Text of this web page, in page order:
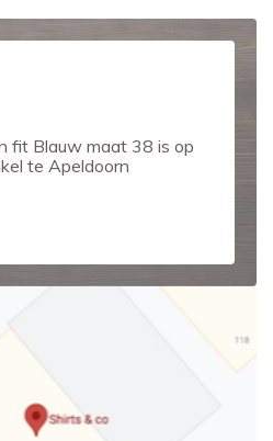
fit Blauw maat 38 is op
te Apeldoorn